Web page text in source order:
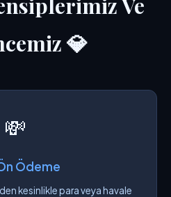
Ve
💎
💸
Ödeme
kesinlikle para veya havale